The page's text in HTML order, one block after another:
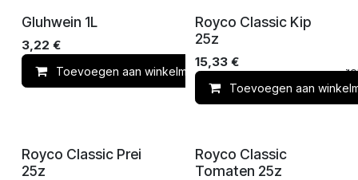
Gluhwein 1L
3,22 €
Toevoegen aan winkelmandje
Royco Classic Kip
25z
15,33€
Toevoegen aan
Royco Classic Prei
25z
Royco Classic
Tomaten 25z